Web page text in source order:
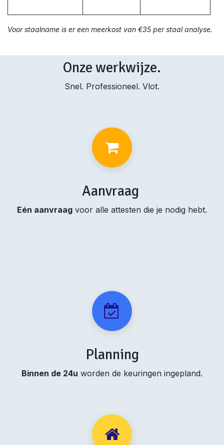
Voor staalname is er een meerkost van €35 per staal analyse.
Onze werkwijze.
Snel. Professioneel. Vlot.
Aanvraag
Eén aanvraag voor alle attesten die je nodig hebt.
Planning
Binnen de 24u worden de keuringen ingepland.